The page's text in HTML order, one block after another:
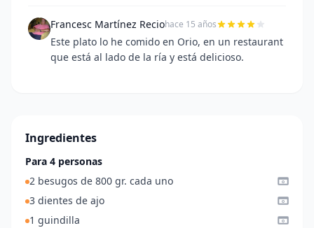
Francesc Martínez Reciohace 15 años
Este plato lo he comido en Orio, en un restaurant
que está al lado de la ría y está delicioso.
Ingredientes
Para 4 personas
2 besugos de 800 gr. cada uno
3 dientes de ajo
1 guindilla